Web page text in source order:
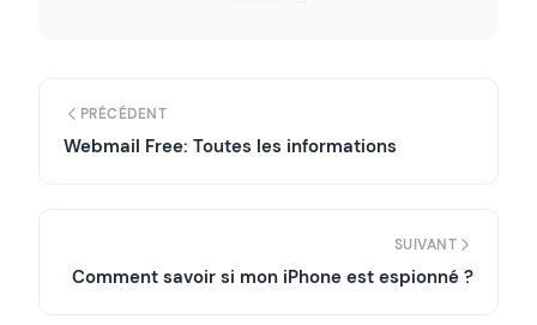
PRÉCÉDENT
Webmail Free: Toutes les informations
SUIVANT
Comment savoir si mon iPhone est espionné ?